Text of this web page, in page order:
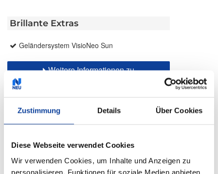
Zustimmung Details Über Cookies
Diese Webseite verwendet Cookies
Wir verwenden Cookies, um Inhalte und Anzeigen zu
personalisieren, Funktionen für soziale Medien anbieten
Brillante Extras
Geländersystem VisioNeo Sun
Weitere Informationen zu
Weitere Informationen zu Stoffqualitäten
Weitere Informationen